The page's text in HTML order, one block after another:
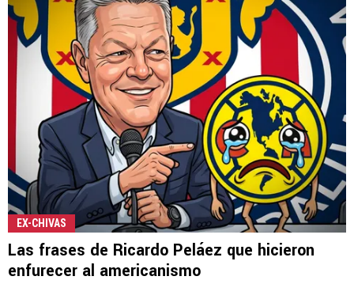
EX-CHIVAS
Las frases de Ricardo Peláez que hicieron
enfurecer al americanismo